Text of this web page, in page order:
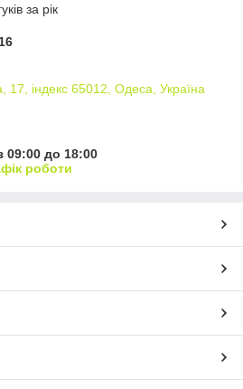
за рік
17, індекс 65012, Одеса, Україна
09:00 до 18:00
роботи